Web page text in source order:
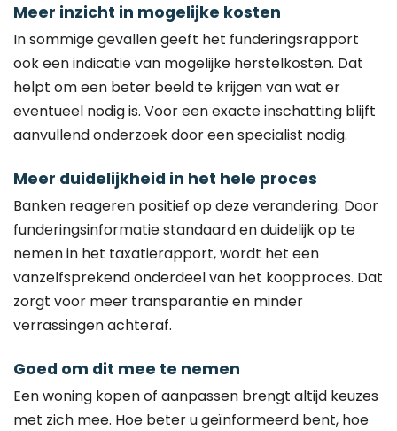
Meer inzicht in mogelijke kosten
In sommige gevallen geeft het funderingsrapport
ook een indicatie van mogelijke herstelkosten. Dat
helpt om een beter beeld te krijgen van wat er
eventueel nodig is. Voor een exacte inschatting blijft
aanvullend onderzoek door een specialist nodig.
Meer duidelijkheid in het hele proces
Banken reageren positief op deze verandering. Door
funderingsinformatie standaard en duidelijk op te
nemen in het taxatierapport, wordt het een
vanzelfsprekend onderdeel van het koopproces. Dat
zorgt voor meer transparantie en minder
verrassingen achteraf.
Goed om dit mee te nemen
Een woning kopen of aanpassen brengt altijd keuzes
met zich mee. Hoe beter u geïnformeerd bent, hoe